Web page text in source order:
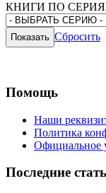
КНИГИ ПО
Сбросить
Помощь
Наши
Политика
Официальное
Последние